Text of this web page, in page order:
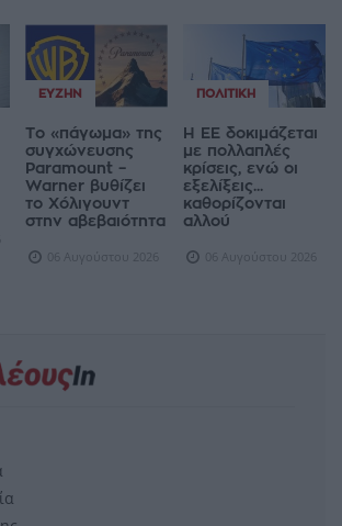
ΕΥΖΗΝ
Το «πάγωμα» της
συγχώνευσης
Paramount –
Warner βυθίζει
το Χόλιγουντ
στην αβεβαιότητα
06 Αυγούστου 2026
ΠΟΛΙΤΙΚΉ
Η ΕΕ δοκιμάζεται
με πολλαπλές
κρίσεις, ενώ οι
εξελίξεις...
καθορίζονται
αλλού
06 Αυγούστου 2026